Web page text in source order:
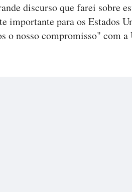
discurso que farei sobre
importante para os Estados
o nosso compromisso" com a